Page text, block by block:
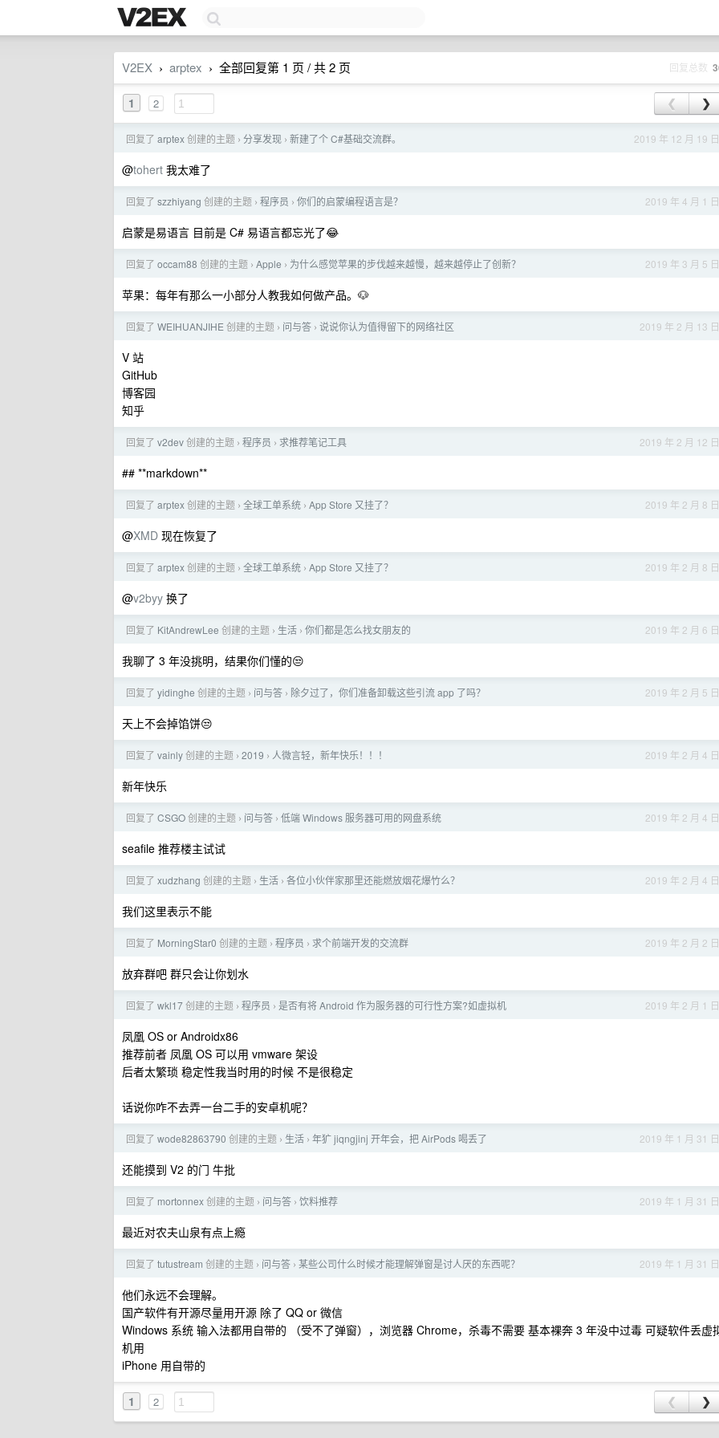
V2EX › arptex › 全部回复第 1 页 / 共 2 页 回复总数
1 2 ❮ ❯
2019 年 12 月 19 日
回复了 arptex创建的主题 › 分享发现 › 新建了个 C#基础交流群。
@tohert 我太难了
2019 年 4 月 1 日
回复了 szzhiyang 创建的主题 › 程序员 › 你们的启蒙编程语言是？
启蒙是易语言 目前是 C# 易语言都忘光了😂
2019 年 3 月 5 日
回复了 occam88 创建的主题 › Apple › 为什么感觉苹果的步伐越来越慢，越来越停止了创新？
苹果：每年有那么一小部分人教我如何做产品。🐶
2019 年 2 月 13 日
回复了 WEIHUANJIHE 创建的主题 › 问与答 › 说说你认为值得留下的网络社区
V 站
GitHub
博客园
知乎
2019 年 2 月 12 日
回复了 v2dev创建的主题 › 程序员 › 求推荐笔记工具
## **markdown**
2019 年 2 月 8 日
回复了 arptex创建的主题 › 全球工单系统 › App Store 又挂了？
@XMD 现在恢复了
2019 年 2 月 8 日
回复了 arptex创建的主题 › 全球工单系统 › App Store 又挂了？
@v2byy 换了
2019 年 2 月 6 日
回复了 KitAndrewLee 创建的主题 › 生活 › 你们都是怎么找女朋友的
我聊了 3 年没挑明，结果你们懂的😒
2019 年 2 月 5 日
回复了 yidinghe 创建的主题 › 问与答 › 除夕过了，你们准备卸载这些引流 app 了吗？
天上不会掉馅饼😒
2019 年 2 月 4 日
回复了 vainly创建的主题 › 2019 › 人微言轻，新年快乐！！！
新年快乐
2019 年 2 月 4 日
回复了 CSGO创建的主题 › 问与答 › 低端 Windows 服务器可用的网盘系统
seafile 推荐楼主试试
2019 年 2 月 4 日
回复了 xudzhang 创建的主题 › 生活 › 各位小伙伴家那里还能燃放烟花爆竹么？
我们这里表示不能
2019 年 2 月 2 日
回复了 MorningStar0 创建的主题 › 程序员 › 求个前端开发的交流群
放弃群吧 群只会让你划水
2019 年 2 月 1 日
回复了 wkl17创建的主题 › 程序员 › 是否有将 Android 作为服务器的可行性方案?如虚拟机
凤凰 OS or Androidx86
推荐前者 凤凰 OS 可以用 vmware 架设
后者太繁琐 稳定性我当时用的时候 不是很稳定
话说你咋不去弄一台二手的安卓机呢？
2019 年 1 月 31 日
回复了 wode82863790 创建的主题 › 生活 › 年犷 jiqngjinj 开年会，把 AirPods 喝丢了
还能摸到 V2 的门 牛批
2019 年 1 月 31 日
回复了 mortonnex创建的主题 › 问与答 › 饮料推荐
最近对农夫山泉有点上瘾
2019 年 1 月 31 日
回复了 tutustream 创建的主题 › 问与答 › 某些公司什么时候才能理解弹窗是讨人厌的东西呢？
他们永远不会理解。
国产软件有开源尽量用开源 除了 QQ or 微信
Windows 系统 输入法都用自带的 （受不了弹窗），浏览器 Chrome，杀毒不需要 基本裸奔 3 年没中过毒 可疑软件丢虚
机用
iPhone 用自带的
1 2 ❮ ❯